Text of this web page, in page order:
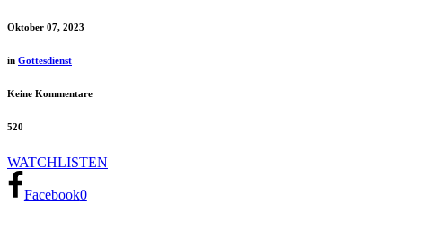
Oktober 07, 2023
in Gottesdienst
Keine Kommentare
520
WATCHLISTEN
Facebook0